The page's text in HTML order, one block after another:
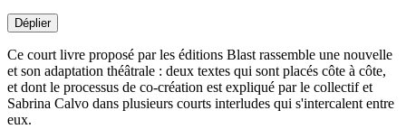
Déplier
Ce court livre proposé par les éditions Blast rassemble une nouvelle
et son adaptation théâtrale : deux textes qui sont placés côte à côte,
et dont le processus de co-création est expliqué par le collectif et
Sabrina Calvo dans plusieurs courts interludes qui s'intercalent entre
eux.